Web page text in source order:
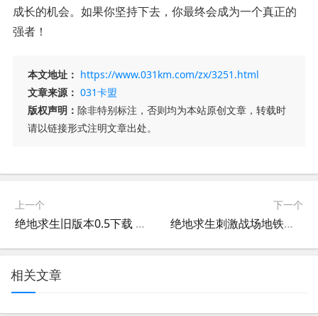
成长的机会。如果你坚持下去，你最终会成为一个真正的
强者！
本文地址： https://www.031km.com/zx/3251.html
文章来源： 031卡盟
版权声明： 除非特别标注，否则均为本站原创文章，转载时
请以链接形式注明文章出处。
上一个
绝地求生旧版本0.5下载 免安装绿色版-绝地求生旧版本0.5玩法特色与安装教程
下一个
绝地求生刺激战场地铁逃生国际服攻略-如何在刺激战场地铁逃生模式中生存下来
相关文章